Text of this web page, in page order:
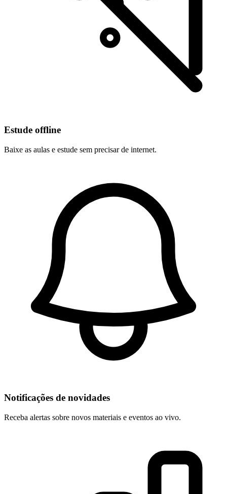
Estude offline
Baixe as aulas e estude sem precisar de internet.
Notificações de novidades
Receba alertas sobre novos materiais e eventos ao vivo.